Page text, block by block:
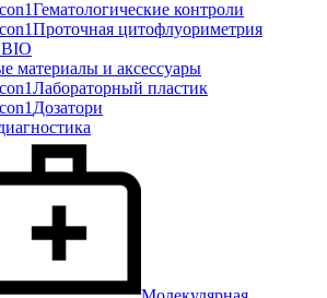
Гематологические контроли
Проточная цитофлуориметрия
материалы и аксессуары
Лабораторный пластик
Дозатори